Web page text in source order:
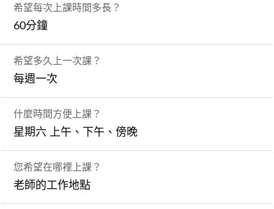
希望每次上課時間多長？
60分鐘
希望多久上一次課？
每週一次
什麼時間方便上課？
星期六 上午、下午、傍晚
您希望在哪裡上課？
老師的工作地點